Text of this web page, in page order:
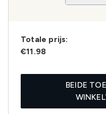
Totale prijs:
€11.98
BEIDE